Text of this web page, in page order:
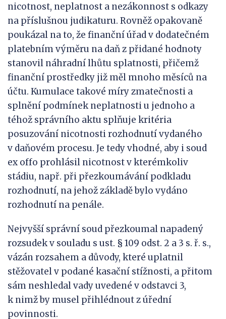
nicotnost, neplatnost a nezákonnost s odkazy
na příslušnou judikaturu. Rovněž opakovaně
poukázal na to, že finanční úřad v dodatečném
platebním výměru na daň z přidané hodnoty
stanovil náhradní lhůtu splatnosti, přičemž
finanční prostředky již měl mnoho měsíců na
účtu. Kumulace takové míry zmatečnosti a
splnění podmínek neplatnosti u jednoho a
téhož správního aktu splňuje kritéria
posuzování nicotnosti rozhodnutí vydaného
v daňovém procesu. Je tedy vhodné, aby i soud
ex offo prohlásil nicotnost v kterémkoliv
stádiu, např. při přezkoumávání podkladu
rozhodnutí, na jehož základě bylo vydáno
rozhodnutí na penále.
Nejvyšší správní soud přezkoumal napadený
rozsudek v souladu s ust. § 109 odst. 2 a 3 s. ř. s.,
vázán rozsahem a důvody, které uplatnil
stěžovatel v podané kasační stížnosti, a přitom
sám neshledal vady uvedené v odstavci 3,
k nimž by musel přihlédnout z úřední
povinnosti.